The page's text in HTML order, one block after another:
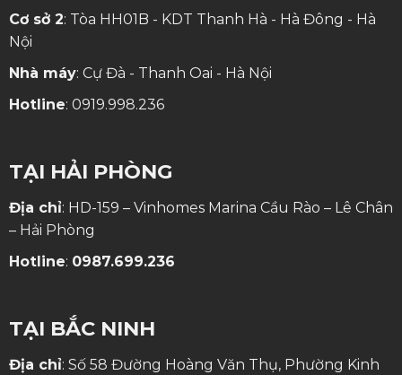
Cơ sở 2: Tòa HH01B - KDT Thanh Hà - Hà Đông - Hà
Nội
Nhà máy: Cự Đà - Thanh Oai - Hà Nội
Hotline: 0919.998.236
TẠI HẢI PHÒNG
Địa chỉ: HD-159 – Vinhomes Marina Cầu Rào – Lê Chân
– Hải Phòng
Hotline: 0987.699.236
TẠI BẮC NINH
Địa chỉ: Số 58 Đường Hoàng Văn Thụ, Phường Kinh